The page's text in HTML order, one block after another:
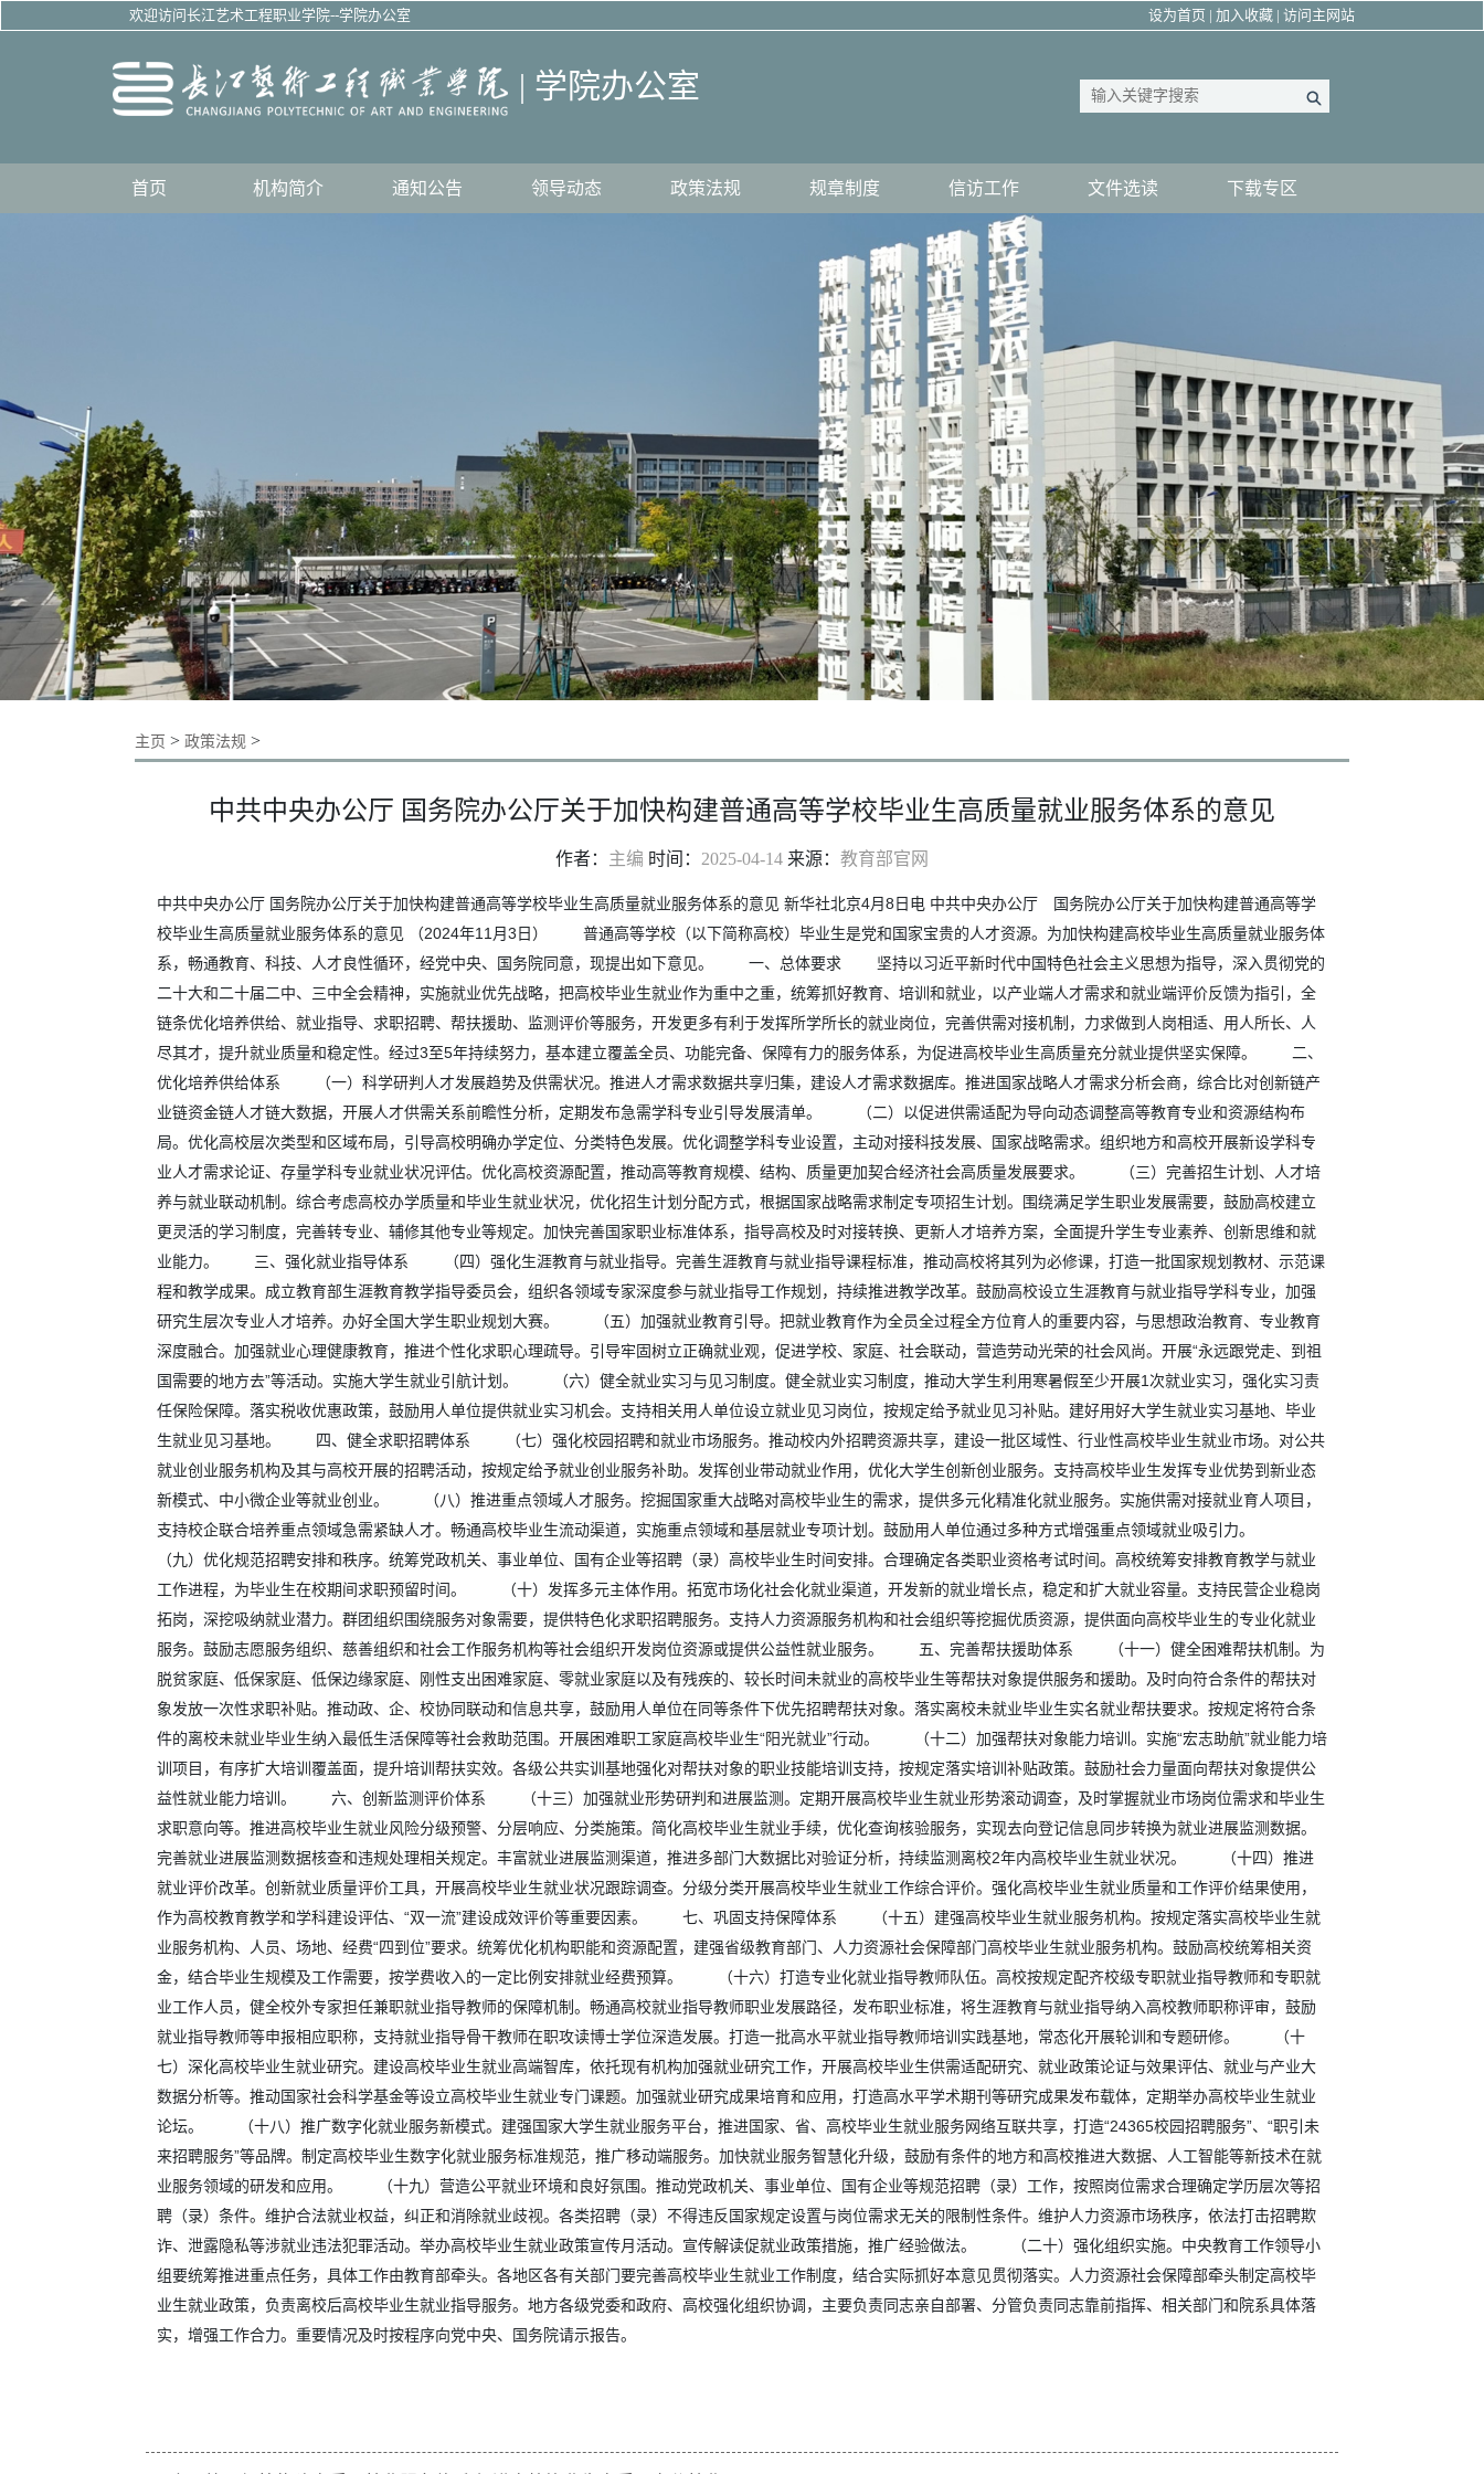
欢迎访问长江艺术工程职业学院--学院办公室 设为首页 | 加入收藏 | 访问主网站
| 学院办公室
首页 机构简介 通知公告 领导动态 政策法规 规章制度 信访工作 文件选读 下载专区
主页 > 政策法规 >
中共中央办公厅 国务院办公厅关于加快构建普通高等学校毕业生高质量就业服务体系的意见
作者： 主编 时间： 2025-04-14 来源： 教育部官网
中共中央办公厅 国务院办公厅关于加快构建普通高等学校毕业生高质量就业服务体系的意见 新华社北京4月8日电 中共中央办公厅 国务院办公厅关于加快构建普通高等学
校毕业生高质量就业服务体系的意见 （2024年11月3日） 普通高等学校（以下简称高校）毕业生是党和国家宝贵的人才资源。为加快构建高校毕业生高质量就业服务体
系，畅通教育、科技、人才良性循环，经党中央、国务院同意，现提出如下意见。 一、总体要求 坚持以习近平新时代中国特色社会主义思想为指导，深入贯彻党的
二十大和二十届二中、三中全会精神，实施就业优先战略，把高校毕业生就业作为重中之重，统筹抓好教育、培训和就业，以产业端人才需求和就业端评价反馈为指引，全
链条优化培养供给、就业指导、求职招聘、帮扶援助、监测评价等服务，开发更多有利于发挥所学所长的就业岗位，完善供需对接机制，力求做到人岗相适、用人所长、人
尽其才，提升就业质量和稳定性。经过3至5年持续努力，基本建立覆盖全员、功能完备、保障有力的服务体系，为促进高校毕业生高质量充分就业提供坚实保障。 二、
优化培养供给体系 （一）科学研判人才发展趋势及供需状况。推进人才需求数据共享归集，建设人才需求数据库。推进国家战略人才需求分析会商，综合比对创新链产
业链资金链人才链大数据，开展人才供需关系前瞻性分析，定期发布急需学科专业引导发展清单。 （二）以促进供需适配为导向动态调整高等教育专业和资源结构布
局。优化高校层次类型和区域布局，引导高校明确办学定位、分类特色发展。优化调整学科专业设置，主动对接科技发展、国家战略需求。组织地方和高校开展新设学科专
业人才需求论证、存量学科专业就业状况评估。优化高校资源配置，推动高等教育规模、结构、质量更加契合经济社会高质量发展要求。 （三）完善招生计划、人才培
养与就业联动机制。综合考虑高校办学质量和毕业生就业状况，优化招生计划分配方式，根据国家战略需求制定专项招生计划。围绕满足学生职业发展需要，鼓励高校建立
更灵活的学习制度，完善转专业、辅修其他专业等规定。加快完善国家职业标准体系，指导高校及时对接转换、更新人才培养方案，全面提升学生专业素养、创新思维和就
业能力。 三、强化就业指导体系 （四）强化生涯教育与就业指导。完善生涯教育与就业指导课程标准，推动高校将其列为必修课，打造一批国家规划教材、示范课
程和教学成果。成立教育部生涯教育教学指导委员会，组织各领域专家深度参与就业指导工作规划，持续推进教学改革。鼓励高校设立生涯教育与就业指导学科专业，加强
研究生层次专业人才培养。办好全国大学生职业规划大赛。 （五）加强就业教育引导。把就业教育作为全员全过程全方位育人的重要内容，与思想政治教育、专业教育
深度融合。加强就业心理健康教育，推进个性化求职心理疏导。引导牢固树立正确就业观，促进学校、家庭、社会联动，营造劳动光荣的社会风尚。开展“永远跟党走、到祖
国需要的地方去”等活动。实施大学生就业引航计划。 （六）健全就业实习与见习制度。健全就业实习制度，推动大学生利用寒暑假至少开展1次就业实习，强化实习责
任保险保障。落实税收优惠政策，鼓励用人单位提供就业实习机会。支持相关用人单位设立就业见习岗位，按规定给予就业见习补贴。建好用好大学生就业实习基地、毕业
生就业见习基地。 四、健全求职招聘体系 （七）强化校园招聘和就业市场服务。推动校内外招聘资源共享，建设一批区域性、行业性高校毕业生就业市场。对公共
就业创业服务机构及其与高校开展的招聘活动，按规定给予就业创业服务补助。发挥创业带动就业作用，优化大学生创新创业服务。支持高校毕业生发挥专业优势到新业态
新模式、中小微企业等就业创业。 （八）推进重点领域人才服务。挖掘国家重大战略对高校毕业生的需求，提供多元化精准化就业服务。实施供需对接就业育人项目，
支持校企联合培养重点领域急需紧缺人才。畅通高校毕业生流动渠道，实施重点领域和基层就业专项计划。鼓励用人单位通过多种方式增强重点领域就业吸引力。
（九）优化规范招聘安排和秩序。统筹党政机关、事业单位、国有企业等招聘（录）高校毕业生时间安排。合理确定各类职业资格考试时间。高校统筹安排教育教学与就业
工作进程，为毕业生在校期间求职预留时间。 （十）发挥多元主体作用。拓宽市场化社会化就业渠道，开发新的就业增长点，稳定和扩大就业容量。支持民营企业稳岗
拓岗，深挖吸纳就业潜力。群团组织围绕服务对象需要，提供特色化求职招聘服务。支持人力资源服务机构和社会组织等挖掘优质资源，提供面向高校毕业生的专业化就业
服务。鼓励志愿服务组织、慈善组织和社会工作服务机构等社会组织开发岗位资源或提供公益性就业服务。 五、完善帮扶援助体系 （十一）健全困难帮扶机制。为
脱贫家庭、低保家庭、低保边缘家庭、刚性支出困难家庭、零就业家庭以及有残疾的、较长时间未就业的高校毕业生等帮扶对象提供服务和援助。及时向符合条件的帮扶对
象发放一次性求职补贴。推动政、企、校协同联动和信息共享，鼓励用人单位在同等条件下优先招聘帮扶对象。落实离校未就业毕业生实名就业帮扶要求。按规定将符合条
件的离校未就业毕业生纳入最低生活保障等社会救助范围。开展困难职工家庭高校毕业生“阳光就业”行动。 （十二）加强帮扶对象能力培训。实施“宏志助航”就业能力培
训项目，有序扩大培训覆盖面，提升培训帮扶实效。各级公共实训基地强化对帮扶对象的职业技能培训支持，按规定落实培训补贴政策。鼓励社会力量面向帮扶对象提供公
益性就业能力培训。 六、创新监测评价体系 （十三）加强就业形势研判和进展监测。定期开展高校毕业生就业形势滚动调查，及时掌握就业市场岗位需求和毕业生
求职意向等。推进高校毕业生就业风险分级预警、分层响应、分类施策。简化高校毕业生就业手续，优化查询核验服务，实现去向登记信息同步转换为就业进展监测数据。
完善就业进展监测数据核查和违规处理相关规定。丰富就业进展监测渠道，推进多部门大数据比对验证分析，持续监测离校2年内高校毕业生就业状况。 （十四）推进
就业评价改革。创新就业质量评价工具，开展高校毕业生就业状况跟踪调查。分级分类开展高校毕业生就业工作综合评价。强化高校毕业生就业质量和工作评价结果使用，
作为高校教育教学和学科建设评估、“双一流”建设成效评价等重要因素。 七、巩固支持保障体系 （十五）建强高校毕业生就业服务机构。按规定落实高校毕业生就
业服务机构、人员、场地、经费“四到位”要求。统筹优化机构职能和资源配置，建强省级教育部门、人力资源社会保障部门高校毕业生就业服务机构。鼓励高校统筹相关资
金，结合毕业生规模及工作需要，按学费收入的一定比例安排就业经费预算。 （十六）打造专业化就业指导教师队伍。高校按规定配齐校级专职就业指导教师和专职就
业工作人员，健全校外专家担任兼职就业指导教师的保障机制。畅通高校就业指导教师职业发展路径，发布职业标准，将生涯教育与就业指导纳入高校教师职称评审，鼓励
就业指导教师等申报相应职称，支持就业指导骨干教师在职攻读博士学位深造发展。打造一批高水平就业指导教师培训实践基地，常态化开展轮训和专题研修。 （十
七）深化高校毕业生就业研究。建设高校毕业生就业高端智库，依托现有机构加强就业研究工作，开展高校毕业生供需适配研究、就业政策论证与效果评估、就业与产业大
数据分析等。推动国家社会科学基金等设立高校毕业生就业专门课题。加强就业研究成果培育和应用，打造高水平学术期刊等研究成果发布载体，定期举办高校毕业生就业
论坛。 （十八）推广数字化就业服务新模式。建强国家大学生就业服务平台，推进国家、省、高校毕业生就业服务网络互联共享，打造“24365校园招聘服务”、“职引未
来招聘服务”等品牌。制定高校毕业生数字化就业服务标准规范，推广移动端服务。加快就业服务智慧化升级，鼓励有条件的地方和高校推进大数据、人工智能等新技术在就
业服务领域的研发和应用。 （十九）营造公平就业环境和良好氛围。推动党政机关、事业单位、国有企业等规范招聘（录）工作，按照岗位需求合理确定学历层次等招
聘（录）条件。维护合法就业权益，纠正和消除就业歧视。各类招聘（录）不得违反国家规定设置与岗位需求无关的限制性条件。维护人力资源市场秩序，依法打击招聘欺
诈、泄露隐私等涉就业违法犯罪活动。举办高校毕业生就业政策宣传月活动。宣传解读促就业政策措施，推广经验做法。 （二十）强化组织实施。中央教育工作领导小
组要统筹推进重点任务，具体工作由教育部牵头。各地区各有关部门要完善高校毕业生就业工作制度，结合实际抓好本意见贯彻落实。人力资源社会保障部牵头制定高校毕
业生就业政策，负责离校后高校毕业生就业指导服务。地方各级党委和政府、高校强化组织协调，主要负责同志亲自部署、分管负责同志靠前指挥、相关部门和院系具体落
实，增强工作合力。重要情况及时按程序向党中央、国务院请示报告。